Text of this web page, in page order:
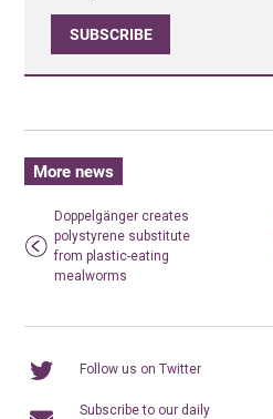
SUBSCRIBE
More news
Doppelgänger creates
polystyrene substitute
from plastic-eating
mealworms
Follow us on Twitter
Subscribe to our daily